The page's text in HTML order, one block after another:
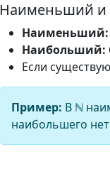
Наименьший и
Наименьший:
Наибольший:
Если
Пример: В ℕ
наибольшего нет